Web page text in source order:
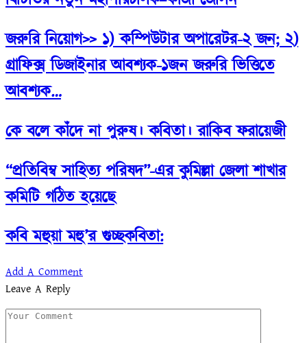
জরুরি নিয়োগ>> ১) কম্পিউটার অপারেটর-২ জন; ২)
গ্রাফিক্স ডিজাইনার আবশ্যক-১জন জরুরি ভিত্তিতে
আবশ্যক…
কে বলে কাঁদে না পুরুষ। কবিতা। রাকিব ফরায়েজী
“প্রতিবিম্ব সাহিত্য পরিষদ”-এর কুমিল্লা জেলা শাখার
কমিটি গঠিত হয়েছে
কবি মহুয়া মহু’র গুচ্ছকবিতা:
Add A Comment
Leave A Reply